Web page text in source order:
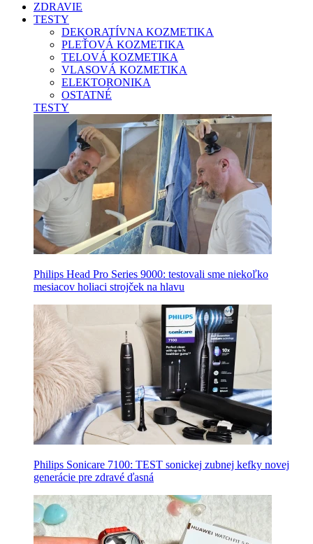
ZDRAVIE
TESTY
DEKORATÍVNA KOZMETIKA
PLEŤOVÁ KOZMETIKA
TELOVÁ KOZMETIKA
VLASOVÁ KOZMETIKA
ELEKTORONIKA
OSTATNÉ
TESTY
Philips Head Pro Series 9000: testovali sme niekoľko
mesiacov holiaci strojček na hlavu
Philips Sonicare 7100: TEST sonickej zubnej kefky novej
generácie pre zdravé ďasná